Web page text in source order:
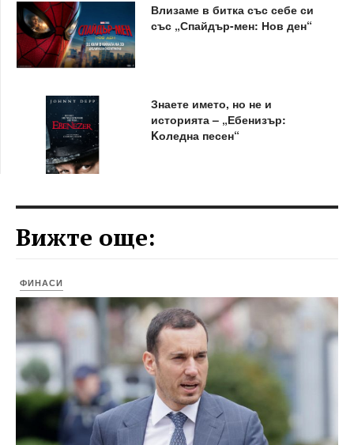
Влизаме в битка със себе си
със „Спайдър-мен: Нов ден“
Знаете името, но не и
историята – „Ебенизър:
Kоледна песен“
Вижте още:
ФИНАСИ